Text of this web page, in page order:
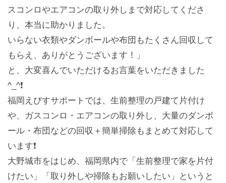
スコンロやエアコンの取り外しまで対応してくださ
り、本当に助かりました。
いらない衣類やダンボールや布団もたくさん回収して
もらえ、ありがとうございます！」
と、大変喜んでいただけるお言葉をいただきました
^_^❗️
福岡えびすサポートでは、生前整理の戸建て片付け
や、ガスコンロ・エアコンの取り外し、大量のダンボ
ール・布団などの回収＋簡単掃除もまとめて対応して
います❗️
大野城市をはじめ、福岡県内で「生前整理で家を片付
けたい」「取り外しや掃除もお願いしたい」というと